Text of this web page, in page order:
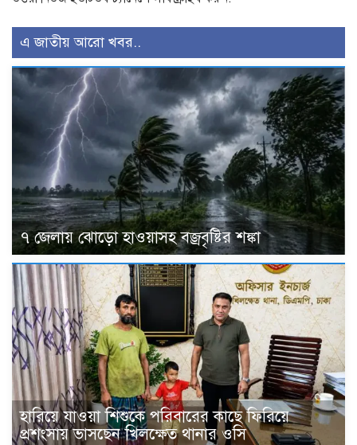
এ জাতীয় আরো খবর..
৭ জেলায় ঝোড়ো হাওয়াসহ বজ্রবৃষ্টির শঙ্কা
হারিয়ে যাওয়া শিশুকে পরিবারের কাছে ফিরিয়ে
প্রশংসায় ভাসছেন খিলক্ষেত থানার ওসি